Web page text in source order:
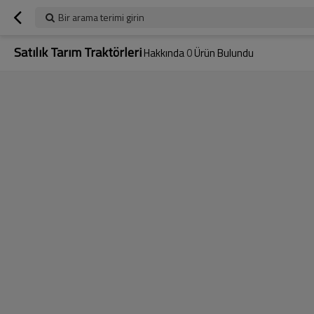
Bir arama terimi girin
Satılık Tarım TraktörleriHakkında0Ürün Bulundu